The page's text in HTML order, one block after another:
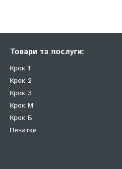
Товари та послуги:
Крок 1
Крок 2
Крок 3
Крок М
Крок Б
Печатки